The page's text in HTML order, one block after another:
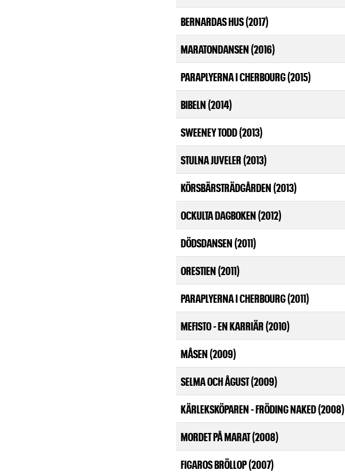
BERNARDAS HUS (2017)
MARATONDANSEN (2016)
PARAPLYERNA I CHERBOURG (2015)
BIBELN (2014)
SWEENEY TODD (2013)
STULNA JUVELER (2013)
KÖRSBÄRSTRÄDGÅRDEN (2013)
OCKULTA DAGBOKEN (2012)
DÖDSDANSEN (2011)
ORESTIEN (2011)
PARAPLYERNA I CHERBOURG (2011)
MEFISTO - EN KARRIÄR (2010)
MÅSEN (2009)
SELMA OCH ÅGUST (2009)
KÄRLEKSKÖPAREN - FRÖDING NAKED (2008)
MORDET PÅ MARAT (2008)
FIGAROS BRÖLLOP (2007)